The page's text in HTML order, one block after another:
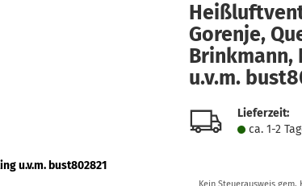
SCHNÄPPCHEN
Gorenje,
Brinkmann,
u.v.m.
Lieferzeit:
ca. 1-2